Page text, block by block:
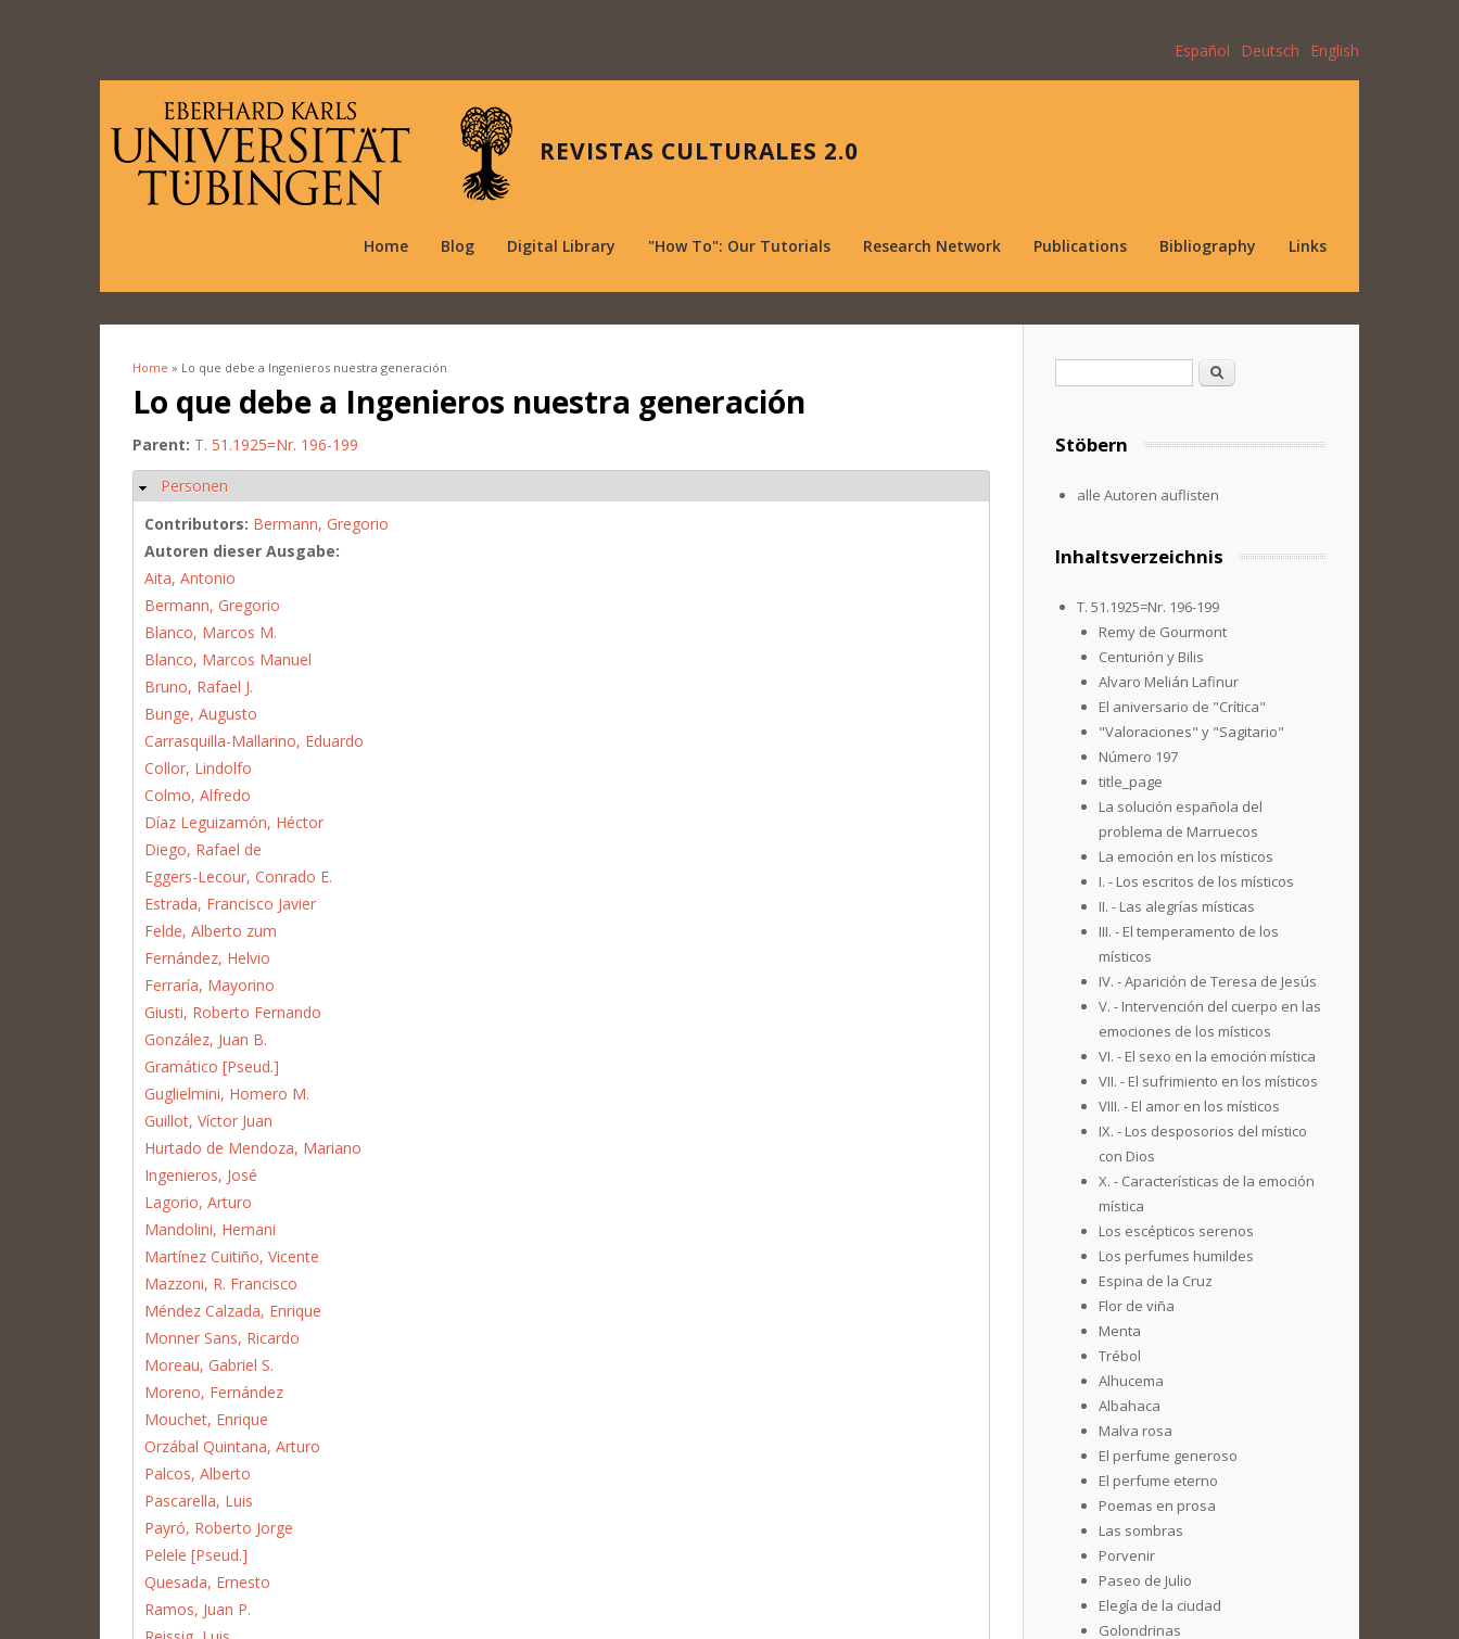
Español Deutsch English
REVISTAS CULTURALES 2.0
Home Blog Digital Library "How To": Our Tutorials Research Network Publications Bibliography Links
You are here
Home » Lo que debe a Ingenieros nuestra generación
Lo que debe a Ingenieros nuestra generación
Parent: T. 51.1925=Nr. 196-199
Hide
Personen
Contributors: Bermann, Gregorio
Autoren dieser Ausgabe:
Aita, Antonio
Bermann, Gregorio
Blanco, Marcos M.
Blanco, Marcos Manuel
Bruno, Rafael J.
Bunge, Augusto
Carrasquilla-Mallarino, Eduardo
Collor, Lindolfo
Colmo, Alfredo
Díaz Leguizamón, Héctor
Diego, Rafael de
Eggers-Lecour, Conrado E.
Estrada, Francisco Javier
Felde, Alberto zum
Fernández, Helvio
Ferraría, Mayorino
Giusti, Roberto Fernando
González, Juan B.
Gramático [Pseud.]
Guglielmini, Homero M.
Guillot, Víctor Juan
Hurtado de Mendoza, Mariano
Ingenieros, José
Lagorio, Arturo
Mandolini, Hernani
Martínez Cuitiño, Vicente
Mazzoni, R. Francisco
Méndez Calzada, Enrique
Monner Sans, Ricardo
Moreau, Gabriel S.
Moreno, Fernández
Mouchet, Enrique
Orzábal Quintana, Arturo
Palcos, Alberto
Pascarella, Luis
Payró, Roberto Jorge
Pelele [Pseud.]
Quesada, Ernesto
Ramos, Juan P.
Search
Stöbern
alle Autoren auflisten
Inhaltsverzeichnis
T. 51.1925=Nr. 196-199
Remy de Gourmont
Centurión y Bilis
Alvaro Melián Lafinur
El aniversario de "Crítica"
"Valoraciones" y "Sagitario"
Número 197
title_page
La solución española del
problema de Marruecos
La emoción en los místicos
I. - Los escritos de los místicos
II. - Las alegrías místicas
III. - El temperamento de los
místicos
IV. - Aparición de Teresa de Jesús
V. - Intervención del cuerpo en las
emociones de los místicos
VI. - El sexo en la emoción mística
VII. - El sufrimiento en los místicos
VIII. - El amor en los místicos
IX. - Los desposorios del místico
con Dios
X. - Características de la emoción
mística
Los escépticos serenos
Los perfumes humildes
Espina de la Cruz
Flor de viña
Menta
Trébol
Alhucema
Albahaca
Malva rosa
El perfume generoso
El perfume eterno
Poemas en prosa
Las sombras
Porvenir
Paseo de Julio
Elegía de la ciudad
Golondrinas